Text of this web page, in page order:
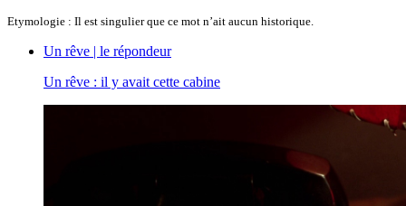
Etymologie : Il est singulier que ce mot n’ait aucun historique.
Un rêve | le répondeur
Un rêve : il y avait cette cabine